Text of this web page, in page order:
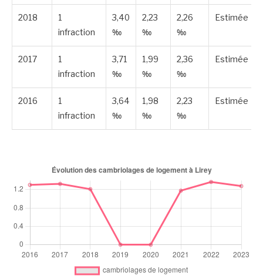
2018
1
infraction
3,40
‰
2,23
‰
2,26
‰
Estimée
2017
1
infraction
3,71
‰
1,99
‰
2,36
‰
Estimée
2016
1
infraction
3,64
‰
1,98
‰
2,23
‰
Estimée